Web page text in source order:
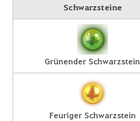
Schwarzsteine
Grünender Schwarzstein
Feuriger Schwarzstein